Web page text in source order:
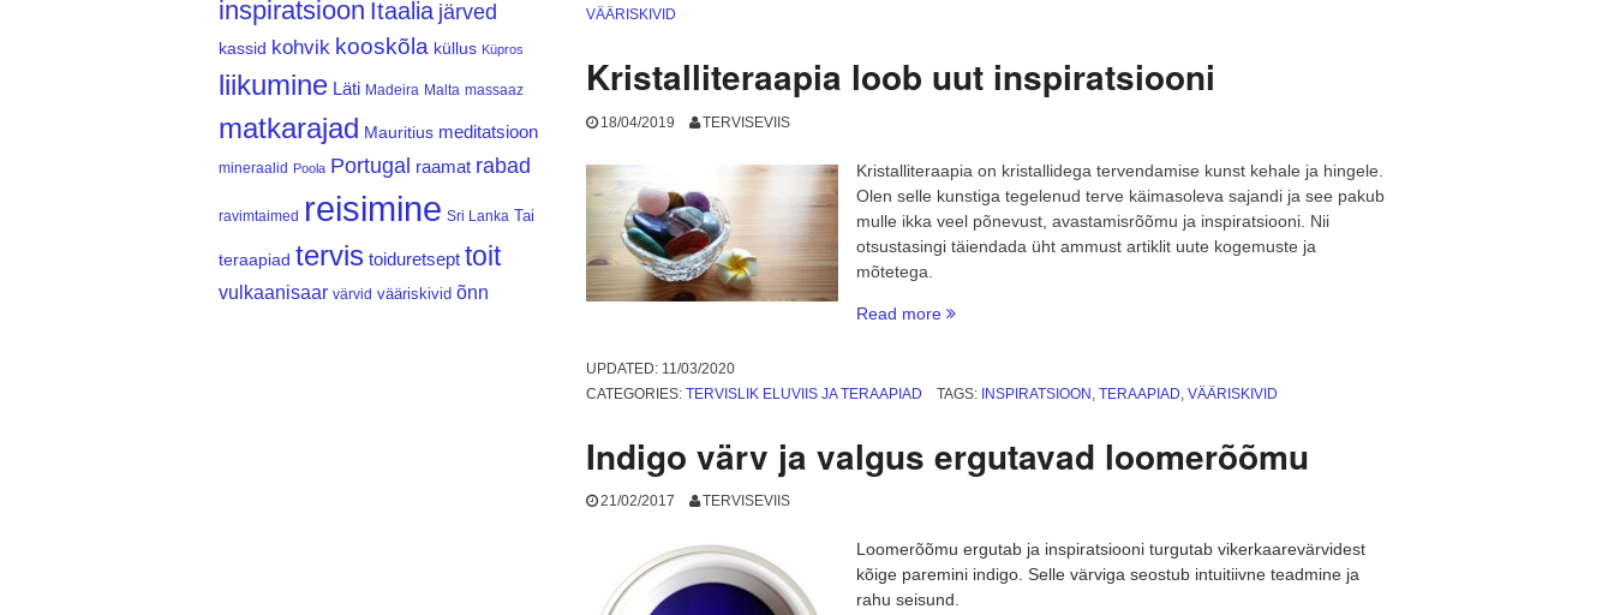
VÄÄRISKIVID
Kristalliteraapia loob uut inspiratsiooni
18/04/2019 TERVISEVIIS
Kristalliteraapia on kristallidega tervendamise kunst kehale ja hingele.
Olen selle kunstiga tegelenud terve käimasoleva sajandi ja see pakub
mulle ikka veel põnevust, avastamisrõõmu ja inspiratsiooni. Nii
otsustasingi täiendada üht ammust artiklit uute kogemuste ja
mõtetega.
Read more “Kristalliteraapia
inspiratsiooni”
UPDATED: 11/03/2020
CATEGORIES: TERVISLIK ELUVIIS JA TERAAPIAD TAGS: INSPIRATSIOON TERAAPIAD VÄÄRISKIVID
Indigo värv ja valgus ergutavad loomerõõmu
21/02/2017 TERVISEVIIS
Loomerõõmu ergutab ja inspiratsiooni turgutab vikerkaarevärvidest
kõige paremini indigo. Selle värviga seostub intuitiivne teadmine ja
rahu seisund.
inspiratsioon Itaalia järved
kassid kohvik kooskõla küllus Küpros
liikumine Läti Madeira Malta massaaz
matkarajad Mauritius meditatsioon
mineraalid Poola Portugal raamat rabad
ravimtaimed reisimine Sri Lanka Tai
teraapiad tervis toiduretsept toit
vulkaanisaar värvid vääriskivid õnn